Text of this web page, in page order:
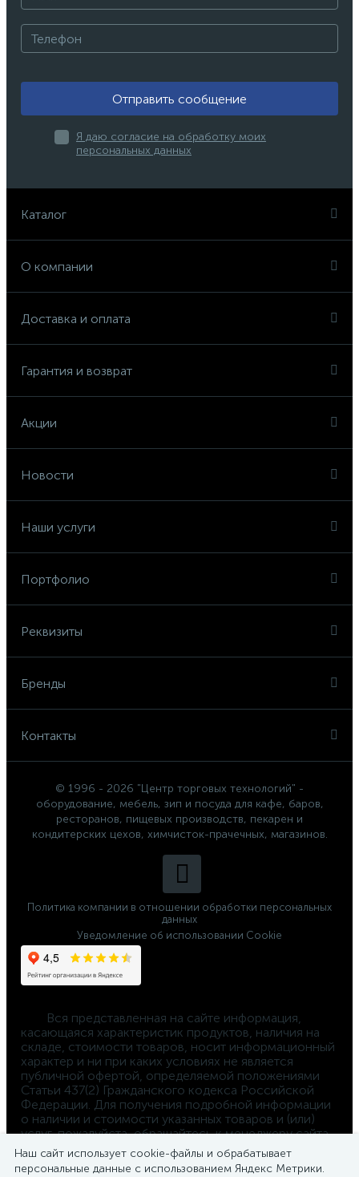
Отправить сообщение
Я даю согласие на обработку моих
персональных данных
Каталог
О компании
Доставка и оплата
Гарантия и возврат
Акции
Новости
Наши услуги
Портфолио
Реквизиты
Бренды
Контакты
© 1996 - 2026 "Центр торговых технологий" -
оборудование, мебель, зип и посуда для кафе, баров,
ресторанов, пищевых производств, пекарен и
кондитерских цехов, химчисток-прачечных, магазинов.
Политика компании в отношении обработки персональных
данных
Уведомление об использовании Cookie
касающаяся характеристик продуктов, наличия на
складе, стоимости товаров, носит информационный
характер и ни при каких условиях не является
публичной офертой, определяемой положениями
Статьи 437(2) Гражданского кодекса Российской
Федерации. Для получения подробной информации
о наличии и стоимости указанных товаров и (или)
услуг, пожалуйста, обращайтесь к менеджеру сайта
по телефону
8-800-550-4-660
Наш сайт использует cookie-файлы и обрабатывает
персональные данные с использованием Яндекс Метрики.